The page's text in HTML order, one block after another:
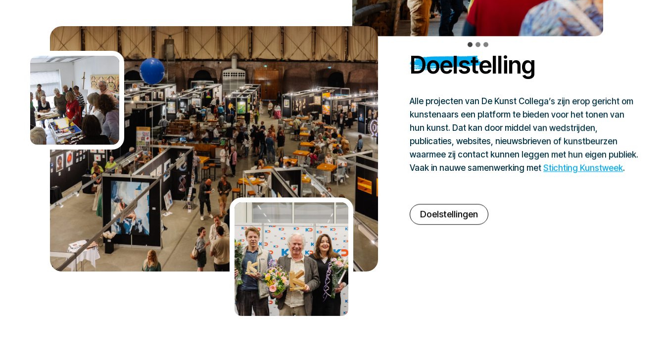
Doelstelling
Alle projecten van De Kunst Collega’s zijn erop gericht om
kunstenaars een platform te bieden voor het tonen van
hun kunst. Dat kan door middel van wedstrijden,
publicaties, websites, nieuwsbrieven of kunstbeurzen
waarmee zij contact kunnen leggen met hun eigen publiek.
Vaak in nauwe samenwerking metStichting Kunstweek.
Doelstellingen